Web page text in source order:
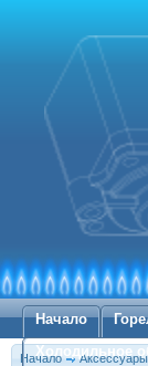
Начало
Холодильное
Начало Аксессуары